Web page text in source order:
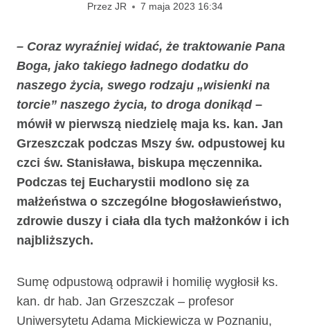
Przez JR 7 maja 2023 16:34
– Coraz wyraźniej widać, że traktowanie Pana
Boga, jako takiego ładnego dodatku do
naszego życia, swego rodzaju „wisienki na
torcie” naszego życia, to droga donikąd–
mówił w pierwszą niedzielę maja ks. kan. Jan
Grzeszczak podczas Mszy św. odpustowej ku
czci św. Stanisława, biskupa męczennika.
Podczas tej Eucharystii modlono się za
małżeństwa o szczególne błogosławieństwo,
zdrowie duszy i ciała dla tych małżonków i ich
najbliższych.
Sumę odpustową odprawił i homilię wygłosił ks.
kan. dr hab. Jan Grzeszczak – profesor
Uniwersytetu Adama Mickiewicza w Poznaniu,